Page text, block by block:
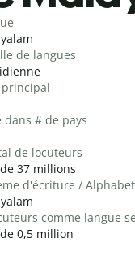
de langues
principal
dans # de pays
de locuteurs
37 millions
d'écriture / Alphabet
comme langue
0,5 million